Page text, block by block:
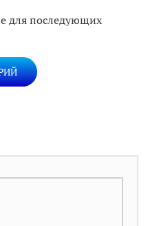
для последующих